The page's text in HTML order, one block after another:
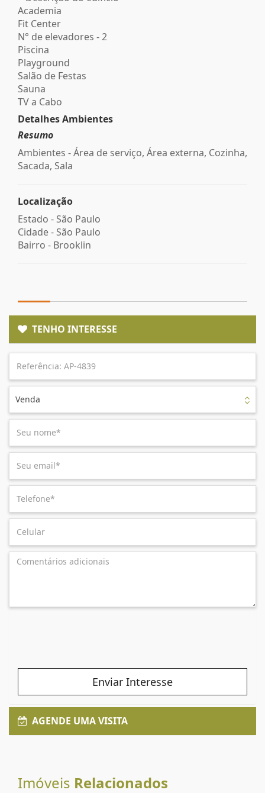
Academia
Fit Center
N° de elevadores - 2
Piscina
Playground
Salão de Festas
Sauna
TV a Cabo
Detalhes Ambientes
Resumo
Ambientes - Área de serviço, Área externa, Cozinha,
Sacada, Sala
Localização
Estado - São Paulo
Cidade - São Paulo
Bairro - Brooklin
TENHO INTERESSE
Venda
Enviar Interesse
AGENDE UMA VISITA
Imóveis Relacionados